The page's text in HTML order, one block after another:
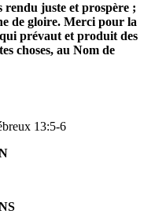
rendu juste et prospère ;
de gloire. Merci pour la
prévaut et produit des
choses, au Nom de
13:5-6